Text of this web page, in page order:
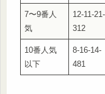
7〜9番人
気
12-11-21-
312
10番人気
以下
8-16-14-
481